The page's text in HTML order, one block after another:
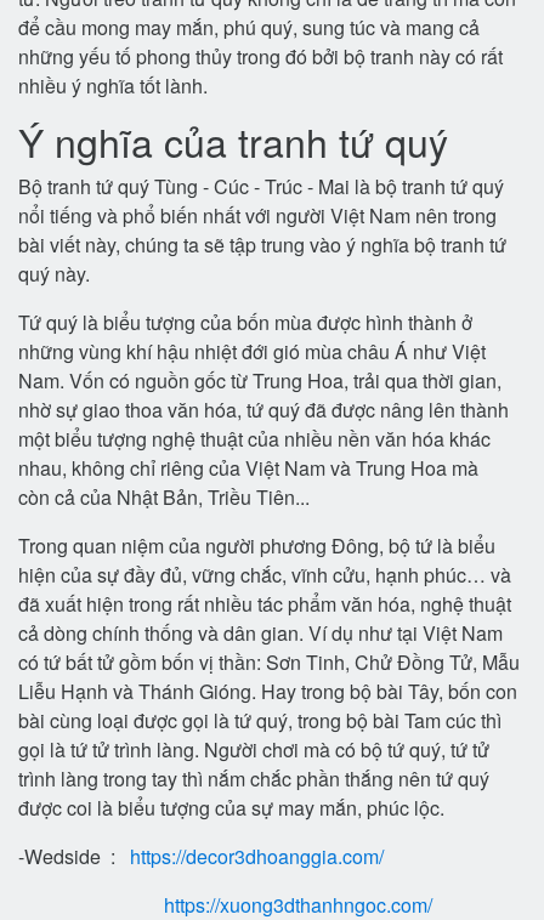
để cầu mong may mắn, phú quý, sung túc và mang cả
những yếu tố phong thủy trong đó bởi bộ tranh này có rất
nhiều ý nghĩa tốt lành.
Ý nghĩa của tranh tứ quý
Bộ tranh tứ quý Tùng - Cúc - Trúc - Mai là bộ tranh tứ quý
nổi tiếng và phổ biến nhất với người Việt Nam nên trong
bài viết này, chúng ta sẽ tập trung vào ý nghĩa bộ tranh tứ
quý này.
Tứ quý là biểu tượng của bốn mùa được hình thành ở
những vùng khí hậu nhiệt đới gió mùa châu Á như Việt
Nam. Vốn có nguồn gốc từ Trung Hoa, trải qua thời gian,
nhờ sự giao thoa văn hóa, tứ quý đã được nâng lên thành
một biểu tượng nghệ thuật của nhiều nền văn hóa khác
nhau, không chỉ riêng của Việt Nam và Trung Hoa mà
còn cả của Nhật Bản, Triều Tiên...
Trong quan niệm của người phương Đông, bộ tứ là biểu
hiện của sự đầy đủ, vững chắc, vĩnh cửu, hạnh phúc… và
đã xuất hiện trong rất nhiều tác phẩm văn hóa, nghệ thuật
cả dòng chính thống và dân gian. Ví dụ như tại Việt Nam
có tứ bất tử gồm bốn vị thần: Sơn Tinh, Chử Đồng Tử, Mẫu
Liễu Hạnh và Thánh Gióng. Hay trong bộ bài Tây, bốn con
bài cùng loại được gọi là tứ quý, trong bộ bài Tam cúc thì
gọi là tứ tử trình làng. Người chơi mà có bộ tứ quý, tứ tử
trình làng trong tay thì nắm chắc phần thắng nên tứ quý
được coi là biểu tượng của sự may mắn, phúc lộc.
-Wedside : https://decor3dhoanggia.com/
https://xuong3dthanhngoc.com/